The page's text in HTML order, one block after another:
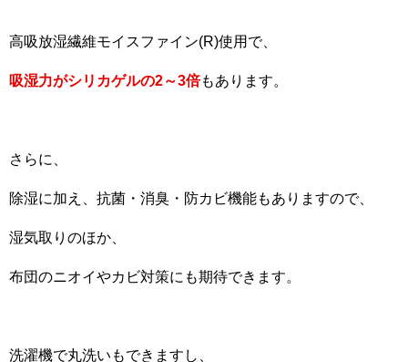
高吸放湿繊維モイスファイン(R)使用で、
吸湿力がシリカゲルの2～3倍もあります。
さらに、
除湿に加え、抗菌・消臭・防カビ機能もありますので、
湿気取りのほか、
布団のニオイやカビ対策にも期待できます。
洗濯機で丸洗いもできますし、